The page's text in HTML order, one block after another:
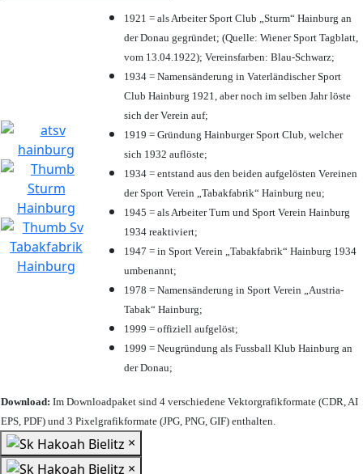
1921 = als Arbeiter Sport Club „Sturm“ Hainburg an
der Donau gegründet; (Quelle: Wiener Sport Tagblatt,
vom 13.04.1922); Vereinsfarben: Blau-Schwarz;
1934 = Namensänderung in Vaterländischer Sport
Club Hainburg 1921, aber noch im selben Jahr löste
sich der Verein auf;
1919 = Gründung Hainburger Sport Club, welcher
sich 1932 auflöste;
1934 = entstand aus den beiden aufgelösten Vereinen
der Sport Verein „Tabakfabrik“ Hainburg neu;
1945 = als Arbeiter Turn und Sport Verein Hainburg
1934 reaktiviert;
1947 = in Sport Verein „Tabakfabrik“ Hainburg 1934
umbenannt;
1978 = Namensänderung in Sport Verein „Austria-
Tabak“ Hainburg;
1999 = offiziell aufgelöst;
1999 = Neugründung als Fussball Klub Hainburg an
der Donau;
Download: Im Downloadpaket sind 4 verschiedene Vektorgrafikformate (CDR, AI
EPS, PDF) und 3 Pixelgrafikformate (JPG, PNG, GIF) enthalten.
×
×